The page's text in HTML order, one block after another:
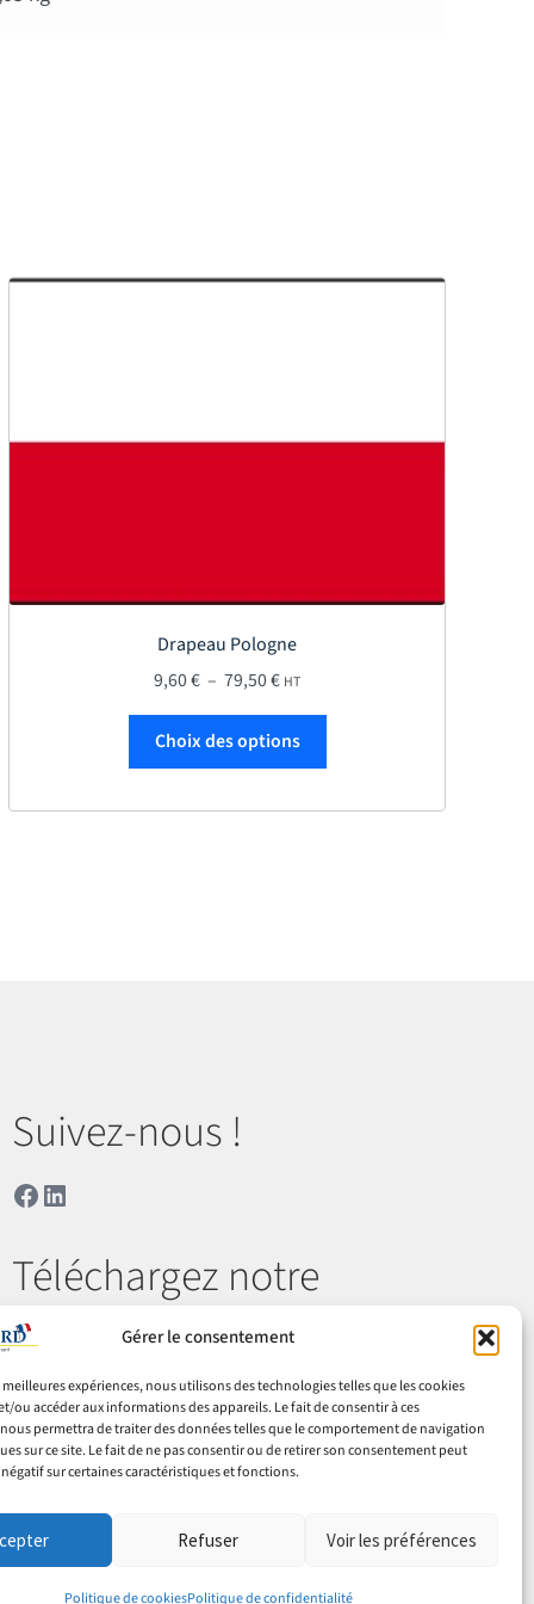
Gérer le consentement
expériences, nous utilisons des technologies telles que les cookies
ou accéder aux informations des appareils. Le fait de consentir à ces
permettra de traiter des données telles que le comportement de navigation
sur ce site. Le fait de ne pas consentir ou de retirer son consentement peut
sur certaines caractéristiques et fonctions.
Refuser Voir les préférences
Politique de cookiesPolitique de confidentialité
Drapeau Pologne
9,60€ – 79,50€Plage de prix : 9,60 € à 79,50 €
HT
Choix des options
Suivez-nous !
Facebook
LinkedIn
Téléchargez notre
catalogue
Télécharger
retours Mentions légales Confidentialité